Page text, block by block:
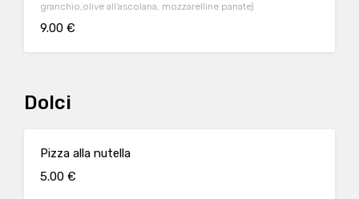
granchio,olive all'ascolana, mozzarelline panate)
9.00 €
Dolci
Pizza alla nutella
5.00 €